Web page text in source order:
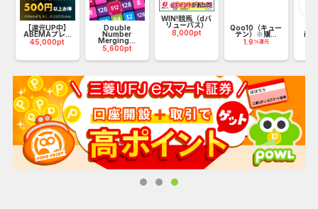
刺・封筒の事務用印刷まで多様な印刷物を取り扱っていま
す。ビジネスから個人利用まで幅広い印刷ニーズに対応しま
す。
2. ポスティングチラシサービスは、全国の信頼できる配布パ
ートナーと提携し印刷〜配布までワンストップで対応しま
す。学習塾や美容院・ジムの来店型サービスやハウスクリー
ニング等の自宅に伺う訪問サービス、求人募集、迷子ペット
の捜索に至るまで地域に密着した幅広い業種・用途にご利用
いただいています。
3. 電話応答率98.8％（2023年実績）のすぐにつながるサポ
【還元UP中】
ABEMAプレ...
45,000pt
Double
Number
Merging...
5,600pt
WIN!競馬（dバ
リューパス）
8,000pt
Qoo10（キュー
テン）※購...
1.9 %還元